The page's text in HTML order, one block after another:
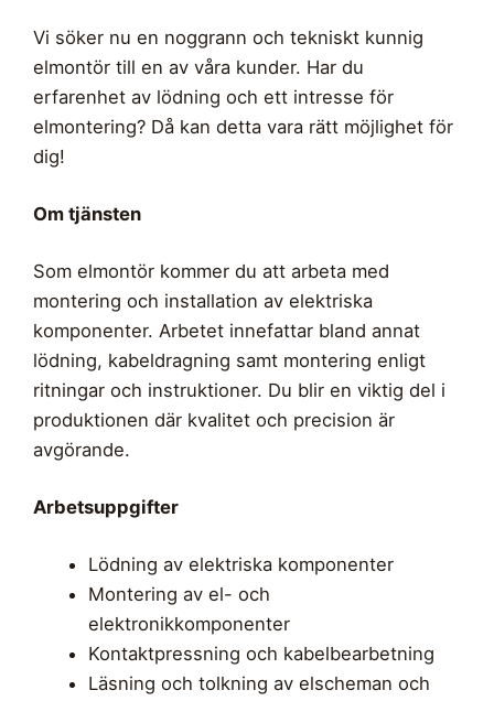
Vi söker nu en noggrann och tekniskt kunnig
elmontör till en av våra kunder. Har du
erfarenhet av lödning och ett intresse för
elmontering? Då kan detta vara rätt möjlighet för
dig!
Om tjänsten
Som elmontör kommer du att arbeta med
montering och installation av elektriska
komponenter. Arbetet innefattar bland annat
lödning, kabeldragning samt montering enligt
ritningar och instruktioner. Du blir en viktig del i
produktionen där kvalitet och precision är
avgörande.
Arbetsuppgifter
Lödning av elektriska komponenter
Montering av el- och
elektronikkomponenter
Kontaktpressning och kabelbearbetning
Läsning och tolkning av elscheman och